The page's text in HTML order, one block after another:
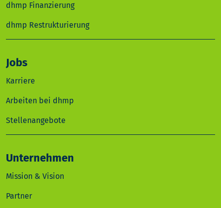
dhmp Finanzierung
dhmp Restrukturierung
Jobs
Karriere
Arbeiten bei dhmp
Stellenangebote
Unternehmen
Mission & Vision
Partner